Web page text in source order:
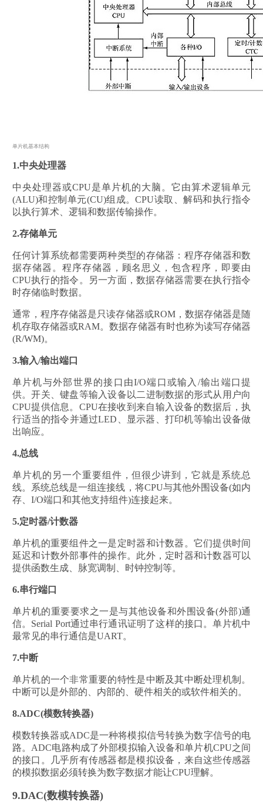
单片机基本结构
1.中央处理器
中央处理器或CPU是单片机的大脑。它由算术逻辑单元
(ALU)和控制单元(CU)组成。CPU读取、解码和执行指令
以执行算术、逻辑和数据传输操作。
2.存储单元
任何计算系统都需要两种类型的存储器：程序存储器和数
据存储器。程序存储器，顾名思义，包含程序，即要由
CPU执行的指令。另一方面，数据存储器需要在执行指令
时存储临时数据。
通常，程序存储器是只读存储器或ROM，数据存储器是随
机存取存储器或RAM。数据存储器有时也称为读写存储器
(R/WM)。
3.输入/输出端口
单片机与外部世界的接口由I/O端口或输入/输出端口提
供。开关、键盘等输入设备以二进制数据的形式从用户向
CPU提供信息。CPU在接收到来自输入设备的数据后，执
行适当的指令并通过LED、显示器、打印机等输出设备做
出响应。
4.总线
单片机的另一个重要组件，但很少讲到，它就是系统总
线。系统总线是一组连接线，将CPU与其他外围设备(如内
存、I/O端口和其他支持组件)连接起来。
5.定时器/计数器
单片机的重要组件之一是定时器和计数器。它们提供时间
延迟和计数外部事件的操作。此外，定时器和计数器可以
提供函数生成、脉宽调制、时钟控制等。
6.串行端口
单片机的重要要求之一是与其他设备和外围设备(外部)通
信。Serial Port通过串行通讯证明了这样的接口。单片机中
最常见的串行通信是UART。
7.中断
单片机的一个非常重要的特性是中断及其中断处理机制。
中断可以是外部的、内部的、硬件相关的或软件相关的。
8.ADC(模数转换器)
模数转换器或ADC是一种将模拟信号转换为数字信号的电
路。ADC电路构成了外部模拟输入设备和单片机CPU之间
的接口。几乎所有传感器都是模拟设备，来自这些传感器
的模拟数据必须转换为数字数据才能让CPU理解。
9.DAC(数模转换器)